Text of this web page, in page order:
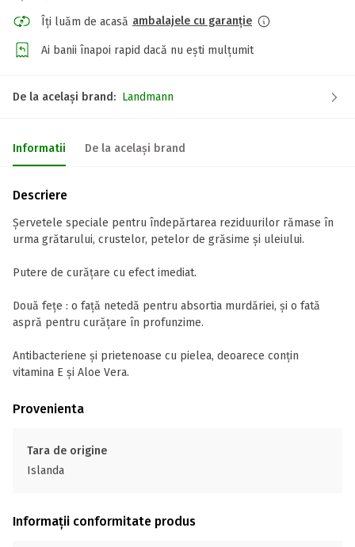
Îți luăm de acasă ambalajele cu garanție
Ai banii înapoi rapid dacă nu ești mulțumit
De la același brand: Landmann
Informatii De la același brand
Descriere
Șervetele speciale pentru îndepărtarea reziduurilor rămase în
urma grătarului, crustelor, petelor de grăsime și uleiului.
Putere de curățare cu efect imediat.
Două fețe : o față netedă pentru absortia murdăriei, și o fată
aspră pentru curățare în profunzime.
Antibacteriene și prietenoase cu pielea, deoarece conțin
vitamina E și Aloe Vera.
Provenienta
Tara de origine
Islanda
Informații conformitate produs